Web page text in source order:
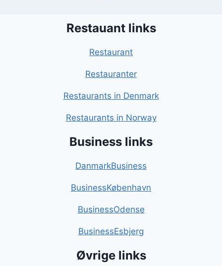
Restauant links
Restaurant
Restauranter
Restaurants in Denmark
Restaurants in Norway
Business links
DanmarkBusiness
BusinessKøbenhavn
BusinessOdense
BusinessEsbjerg
Øvrige links